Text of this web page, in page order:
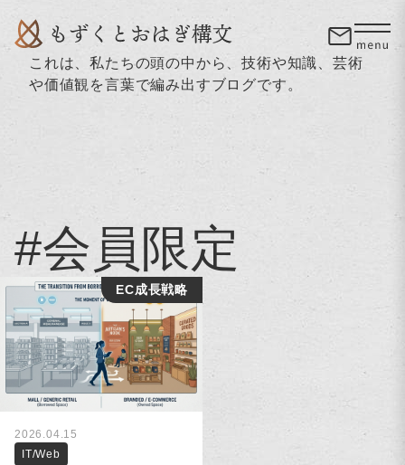
これは、私たちの頭の中から、技術や知識、芸術
や価値観を言葉で編み出すブログです。
#会員限定
2026.04.15
IT/Web
EC成長戦略